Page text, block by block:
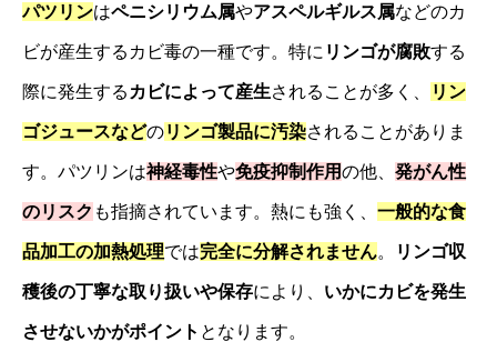
パツリンはペニシリウム属やアスペルギルス属などのカ
ビが産生するカビ毒の一種です。特に リンゴが腐敗する
際に発生する カビによって産生されることが多く、 リン
ゴジュースなどのリンゴ製品に汚染されることがありま
す。パツリンは神経毒性や免疫抑制作用の他、 発がん性
のリスク も指摘されています。熱にも強く、 一般的な食
品加工の加熱処理では完全に分解されません。 リンゴ収
穫後の丁寧な取り扱いや保存により、 いかにカビを発生
させないかがポイント となります。